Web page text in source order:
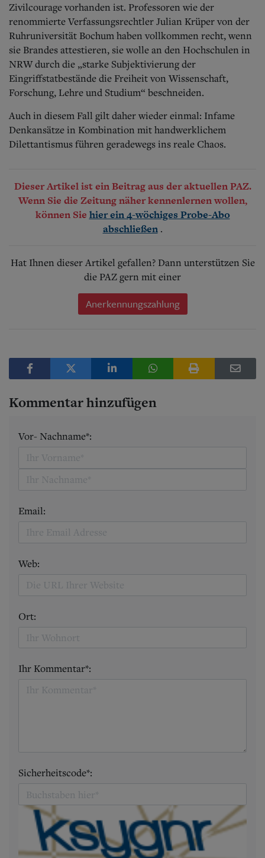
Zivilcourage vorhanden ist. Professoren wie der
renommierte Verfassungsrechtler Julian Krüper von der
Ruhruniversität Bochum haben vollkommen recht, wenn
sie Brandes attestieren, sie wolle an den Hochschulen in
NRW durch die „starke Subjektivierung der
Eingriffstatbestände die Freiheit von Wissenschaft,
Forschung, Lehre und Studium“ beschneiden.
Auch in diesem Fall gilt daher wieder einmal: Infame
Denkansätze in Kombination mit handwerklichem
Dilettantismus führen geradewegs ins reale Chaos.
Dieser Artikel ist ein Beitrag aus der aktuellen PAZ.
Wenn Sie die Zeitung näher kennenlernen wollen,
können Sie hier ein 4-wöchiges Probe-Abo
abschließen .
Hat Ihnen dieser Artikel gefallen? Dann unterstützen Sie
die PAZ gern mit einer
Anerkennungszahlung
Kommentar hinzufügen
Vor- Nachname*:
Email:
Web:
Ort:
Ihr Kommentar*:
Sicherheitscode*: